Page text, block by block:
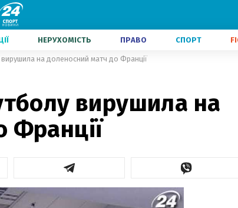
НЕРУХОМІСТЬ ПРАВО СПОРТ
вирушила на доленосний матч до Франції
вирушила на
Франції